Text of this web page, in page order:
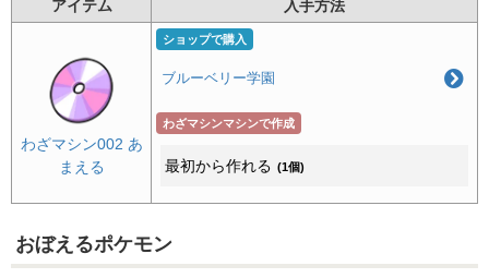
アイテム 入手方法
わざマシン002 あ
まえる
ショップで購入
ブルーベリー学園
わざマシンマシンで作成
最初から作れる (1個)
おぼえるポケモン